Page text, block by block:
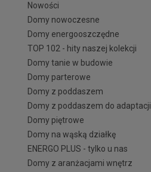
Nowości
Domy nowoczesne
Domy energooszczędne
TOP 102 - hity naszej kolekcji
Domy tanie w budowie
Domy parterowe
Domy z poddaszem
Domy z poddaszem do adaptacji
Domy piętrowe
Domy na wąską działkę
ENERGO PLUS - tylko u nas
Domy z aranżacjami wnętrz